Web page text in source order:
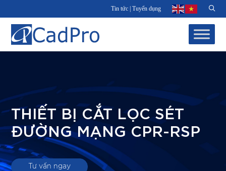
Tin tức |Tuyển dụng
THIẾT BỊ CẮT LỌC SÉT
ĐƯỜNG MẠNG CPR-RSP
Tư vấn ngay